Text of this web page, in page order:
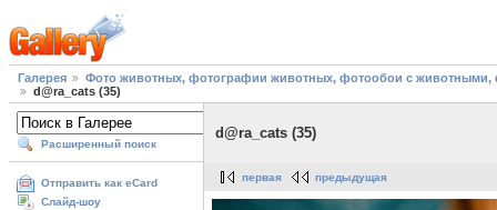
Галерея
Фото животных, фотографии животных, фотообои с
d@ra_cats (35)
Расширенный поиск
Отправить как eCard
Слайд-шоу
d@ra_cats (35)
первая предыдущая